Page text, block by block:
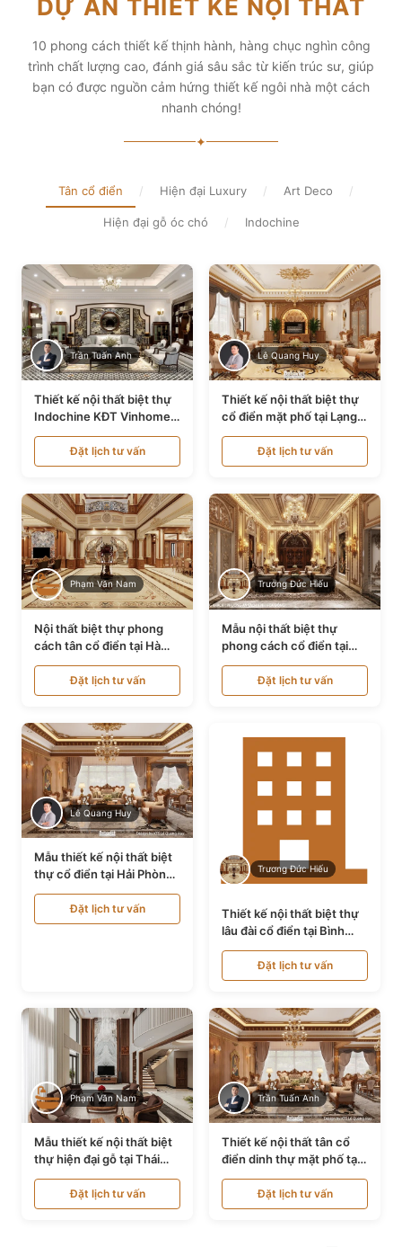
diện tích và thẩm mỹ
Xem chi tiết
DỰ ÁN THIẾT KẾ NỘI THẤT
10 phong cách thiết kế thịnh hành, hàng chục nghìn công
trình chất lượng cao, đánh giá sâu sắc từ kiến trúc sư, giúp
bạn có được nguồn cảm hứng thiết kế ngôi nhà một cách
nhanh chóng!
✦
Tân cổ điển / Hiện đại Luxury / Art Deco /
Hiện đại gỗ óc chó / Indochine
Trần Tuấn Anh
Thiết kế nội thất biệt thự
Indochine KĐT Vinhomes
Ocean Park NT24600
Đặt lịch tư vấn
Lê Quang Huy
Thiết kế nội thất biệt thự
cổ điển mặt phố tại Lạng
Sơn NT24534
Đặt lịch tư vấn
Phạm Văn Nam
Nội thất biệt thự phong
cách tân cổ điển tại Hà
Nội NT24405
Đặt lịch tư vấn
Trương Đức Hiếu
Mẫu nội thất biệt thự
phong cách cổ điển tại
Bình Dương NT24532
Đặt lịch tư vấn
Lê Quang Huy
Mẫu thiết kế nội thất biệt
thự cổ điển tại Hải Phòng
NT24535
Đặt lịch tư vấn
Trương Đức Hiếu
Thiết kế nội thất biệt thự
lâu đài cổ điển tại Bình
Thuận NT21128
Đặt lịch tư vấn
Phạm Văn Nam
Mẫu thiết kế nội thất biệt
thự hiện đại gỗ tại Thái
Bình NT9188719
Đặt lịch tư vấn
Trần Tuấn Anh
Thiết kế nội thất tân cổ
điển dinh thự mặt phố tại
Quảng Ninh NT24531
Đặt lịch tư vấn